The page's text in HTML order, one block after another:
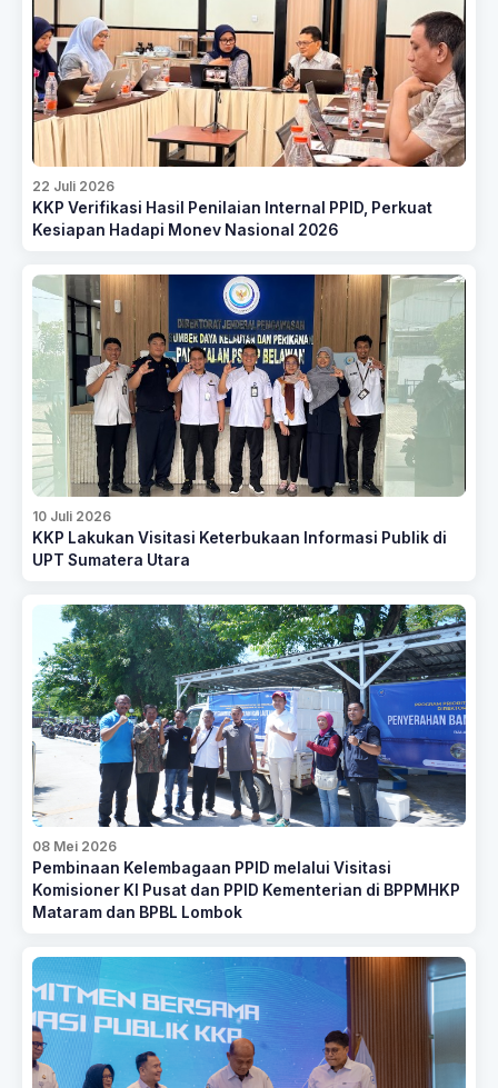
22 Juli 2026
KKP Verifikasi Hasil Penilaian Internal PPID, Perkuat
Kesiapan Hadapi Monev Nasional 2026
10 Juli 2026
KKP Lakukan Visitasi Keterbukaan Informasi Publik di
UPT Sumatera Utara
08 Mei 2026
Pembinaan Kelembagaan PPID melalui Visitasi
Komisioner KI Pusat dan PPID Kementerian di BPPMHKP
Mataram dan BPBL Lombok